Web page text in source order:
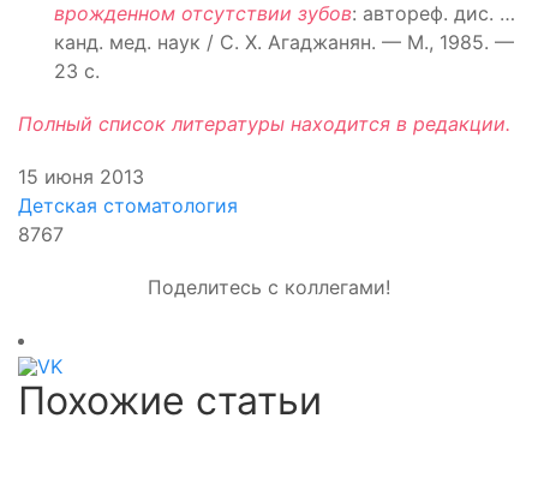
врожденном отсутствии зубов: автореф. дис. …
канд. мед. наук / С. Х. Агаджанян. — М., 1985. —
23 с.
Полный список литературы находится в редакции.
15 июня 2013
Детская стоматология
8767
Поделитесь с коллегами!
Похожие статьи